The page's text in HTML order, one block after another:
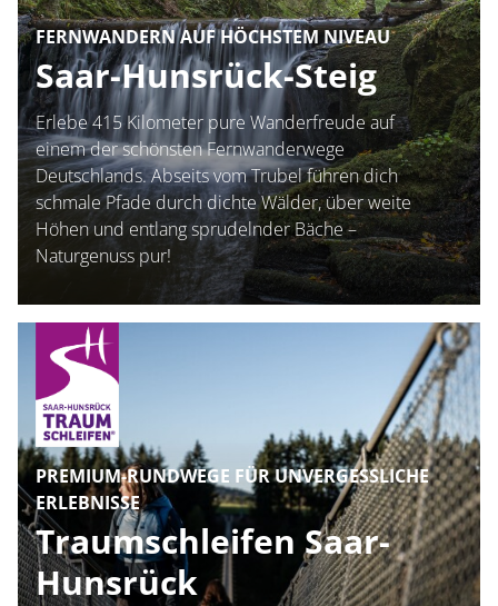
FERNWANDERN AUF HÖCHSTEM NIVEAU
Saar-Hunsrück-Steig
Erlebe 415 Kilometer pure Wanderfreude auf
einem der schönsten Fernwanderwege
Deutschlands. Abseits vom Trubel führen dich
schmale Pfade durch dichte Wälder, über weite
Höhen und entlang sprudelnder Bäche –
Naturgenuss pur!
PREMIUM-RUNDWEGE FÜR UNVERGESSLICHE
ERLEBNISSE
Traumschleifen Saar-
Hunsrück